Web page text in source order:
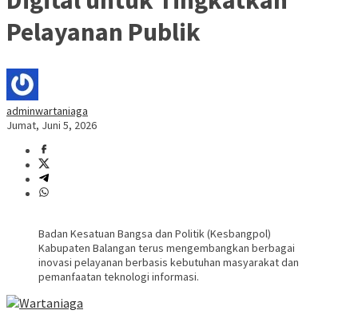
Pelayanan Publik
adminwartaniaga
Jumat, Juni 5, 2026
Badan Kesatuan Bangsa dan Politik (Kesbangpol)
Kabupaten Balangan terus mengembangkan berbagai
inovasi pelayanan berbasis kebutuhan masyarakat dan
pemanfaatan teknologi informasi.